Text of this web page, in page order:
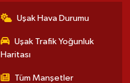
Uşak Hava Durumu
Uşak Trafik Yoğunluk
Haritası
Tüm Manşetler